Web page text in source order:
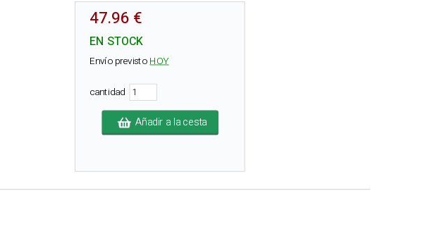
47.96 €
EN STOCK
Envío previstoHOY
cantidad
Añadir a la cesta